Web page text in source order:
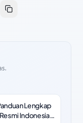
Lengkap
Indonesia